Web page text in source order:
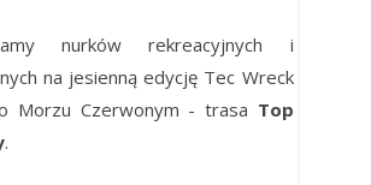
nurków rekreacyjnych i
na jesienną edycję Tec Wreck
Morzu Czerwonym - trasa Top
.